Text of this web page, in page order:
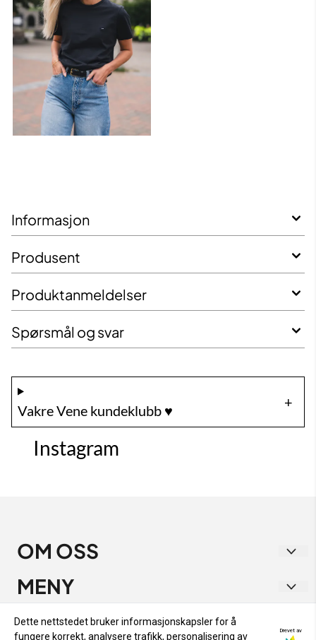
Informasjon
Produsent
Produktanmeldelser
Spørsmål og svar
Vakre Vene kundeklubb ♥️
Instagram
OM OSS
Vakre Vene
Strandgata 1
9405 Harstad
MENY
INFO
Dette nettstedet bruker informasjonskapsler for å
fungere korrekt, analysere trafikk, personalisering av
Drevet av